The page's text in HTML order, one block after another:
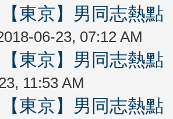
東京】男同志熱
06-23, 07:12 AM
東京】男同志熱
11:53 AM
東京】男同志熱